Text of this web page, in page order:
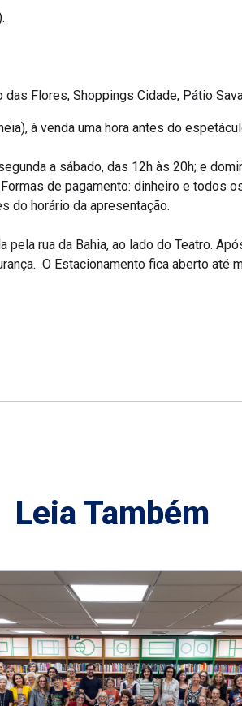
Flores, Shoppings Cidade, Pátio
à venda uma hora antes do
a sábado, das 12h às 20h; e
de pagamento: dinheiro e todos
do horário da apresentação.
pela rua da Bahia, ao lado do Teatro.
O Estacionamento fica aberto até
Leia Também